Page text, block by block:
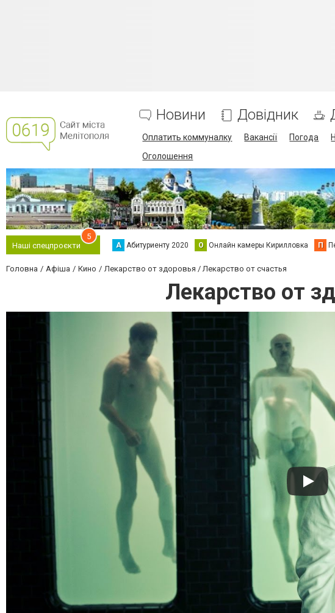
Новини Довідник
Оплатить коммуналку Вакансії Погода
Оголошення
Наші спецпроєкти
5
А Абитуриенту 2020 О Онлайн камеры Кирилловка П
Головна Афіша Кино Лекарство от здоровья / Лекарство от счастья
Лекарство от